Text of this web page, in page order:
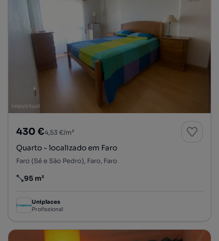
430 €4,53 €/m²
Quarto - localizado em Faro
Faro (Sé e São Pedro), Faro, Faro
Preço por metro quadrado
95 m²
Uniplaces
Profissional